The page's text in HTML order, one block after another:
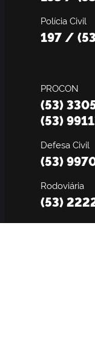
Polícia Civil
197 /
PROCON
(53)
(53)
Defesa Civil
(53)
Rodoviária
(53)
SSUI